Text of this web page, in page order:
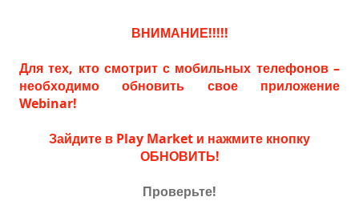
ВНИМАНИЕ!!!!!
Для тех, кто смотрит с мобильных телефонов –
необходимо обновить свое приложение
Webinar!
Зайдите в Play Market и нажмите кнопку
ОБНОВИТЬ!
Проверьте!